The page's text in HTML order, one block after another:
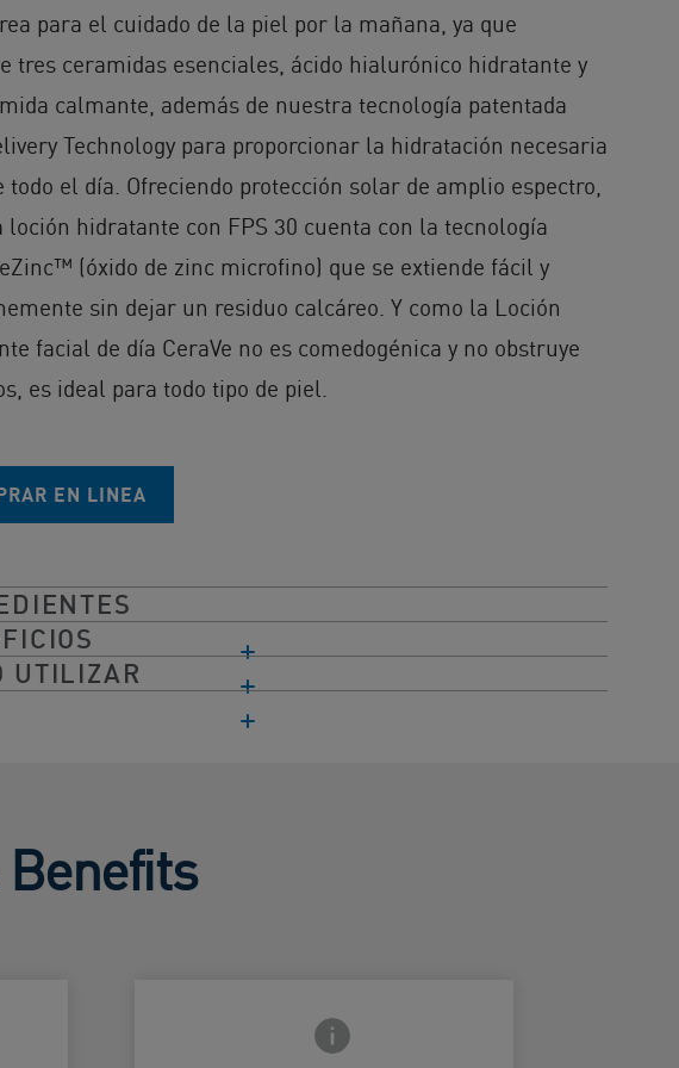
para el cuidado de la piel por la mañana, ya que
tres ceramidas esenciales, ácido hialurónico hidratante y
calmante, además de nuestra tecnología patentada
Technology para proporcionar la hidratación necesaria
todo el día. Ofreciendo protección solar de amplio espectro,
loción hidratante con FPS 30 cuenta con la tecnología
(óxido de zinc microfino) que se extiende fácil y
sin dejar un residuo calcáreo. Y como la Loción
facial de día CeraVe no es comedogénica y no obstruye
es ideal para todo tipo de piel.
EN LINEA
UTILIZAR
frontal Icono de información frontal